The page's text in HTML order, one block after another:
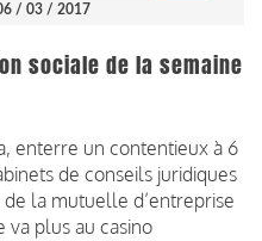
/ 03 / 2017
sociale de la semaine
enterre un contentieux à 6
de conseils juridiques
la mutuelle d’entreprise
va plus au casino